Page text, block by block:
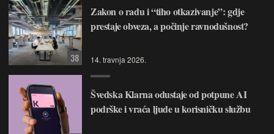
Zakon o radu i “tiho otkazivanje”: gdje
prestaje obveza, a počinje ravnodušnost?
14. travnja 2026.
38
Švedska Klarna odustaje od potpune AI
podrške i vraća ljude u korisničku službu